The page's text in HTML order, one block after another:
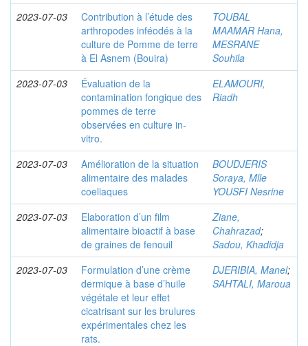
2023-07-03
Contribution à l’étude des
arthropodes inféodés à la
culture de Pomme de terre
à El Asnem (Bouira)
TOUBAL
MAAMAR Hana,
MESRANE
Souhila
2023-07-03
Évaluation de la
contamination fongique des
pommes de terre
observées en culture in-
vitro.
ELAMOURI,
Riadh
2023-07-03
Amélioration de la situation
alimentaire des malades
coeliaques
BOUDJERIS
Soraya, Mlle
YOUSFI Nesrine
2023-07-03
Elaboration d’un film
alimentaire bioactif à base
de graines de fenouil
Ziane,
Chahrazad;
Sadou, Khadidja
2023-07-03
Formulation d’une crème
dermique à base d’huile
végétale et leur effet
cicatrisant sur les brulures
expérimentales chez les
rats.
DJERIBIA, Manel;
SAHTALI, Maroua